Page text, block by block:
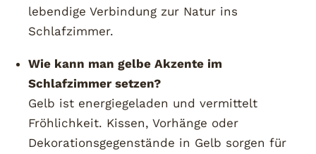
lebendige Verbindung zur Natur ins
Schlafzimmer.
Wie kann man gelbe Akzente im
Schlafzimmer setzen?
Gelb ist energiegeladen und vermittelt
Fröhlichkeit. Kissen, Vorhänge oder
Dekorationsgegenstände in Gelb sorgen für